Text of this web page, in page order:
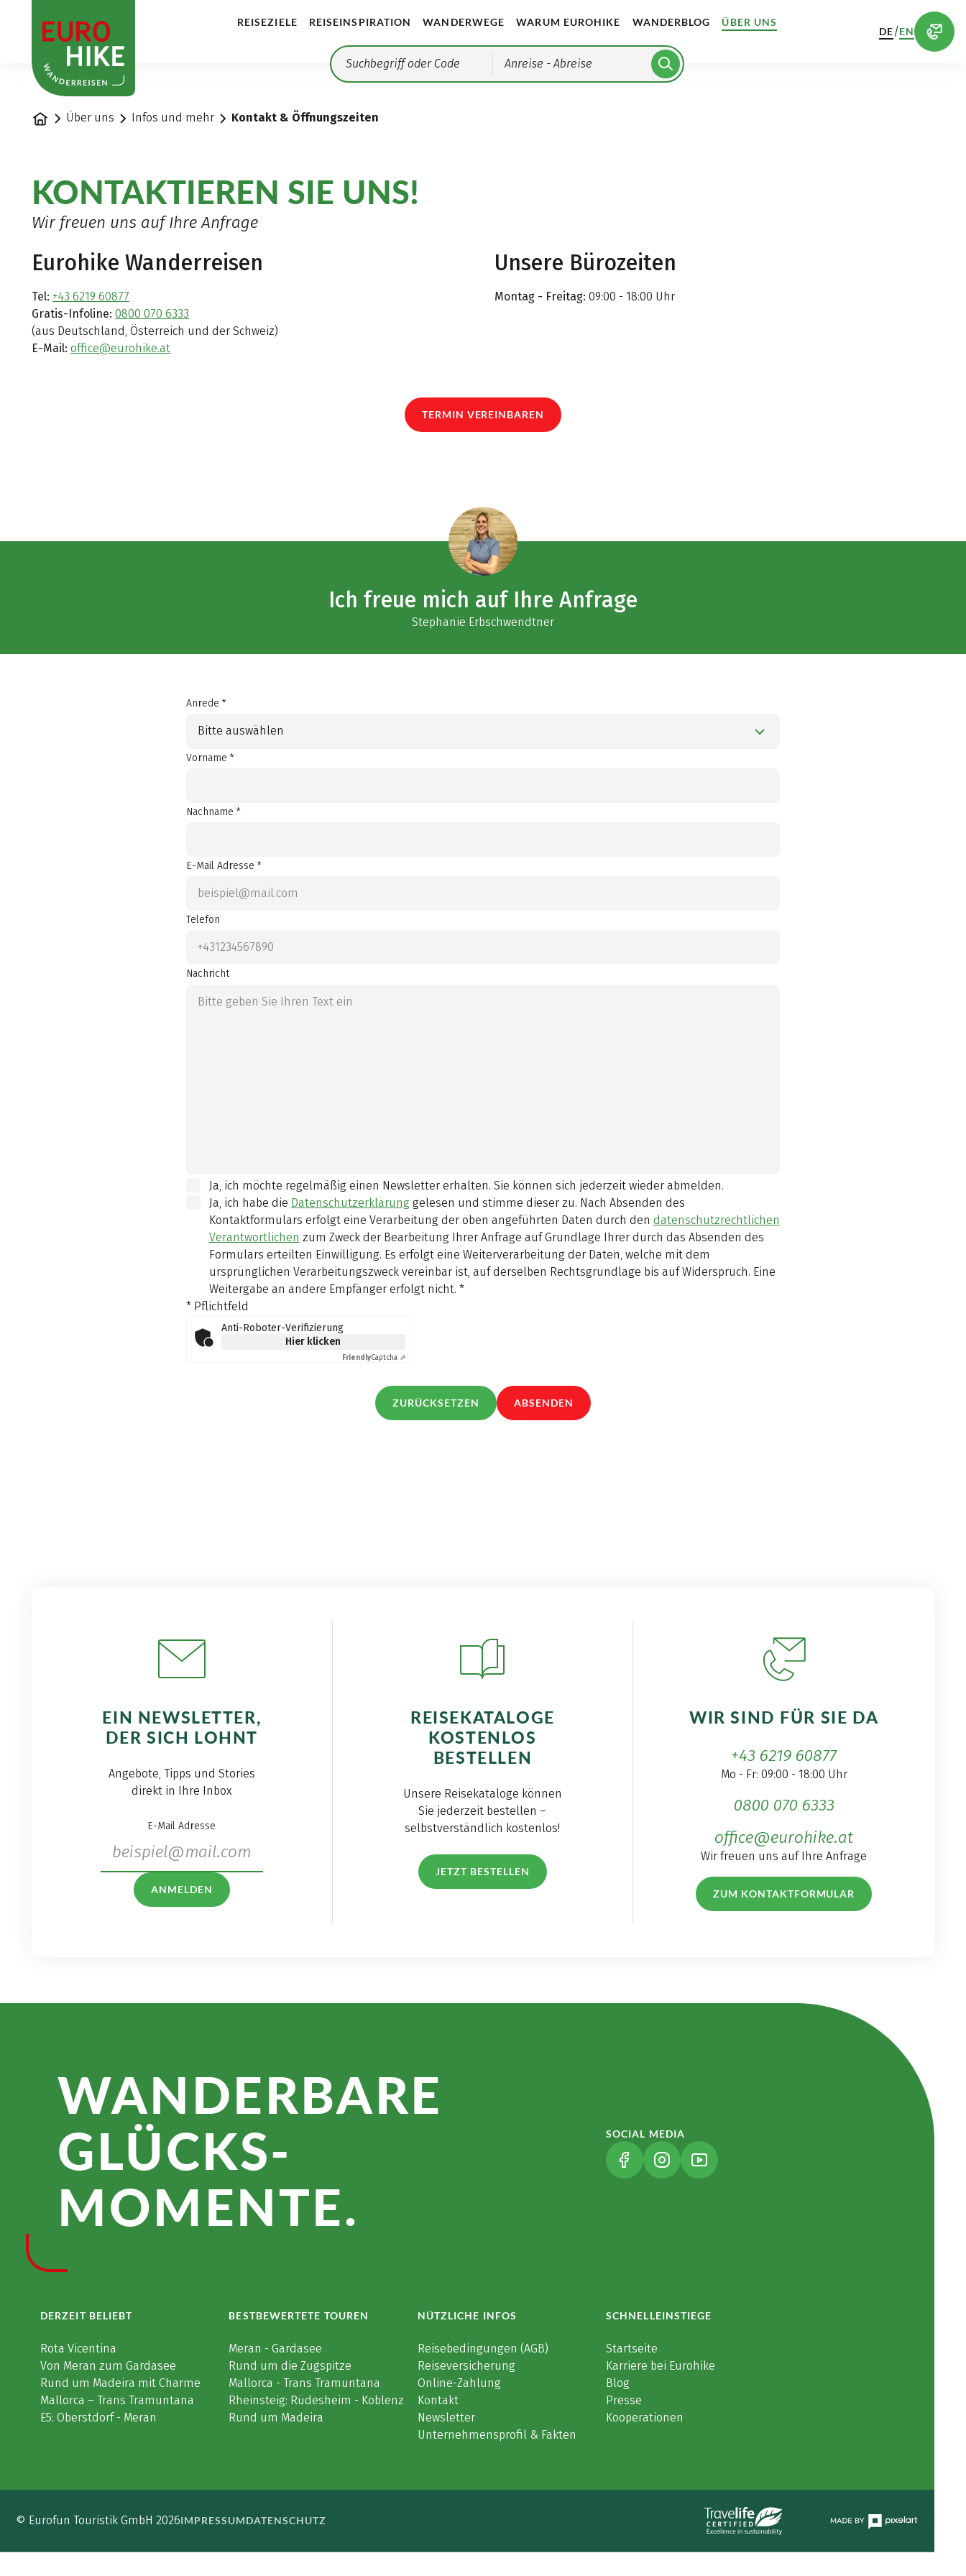
REISEZIELE REISEINSPIRATION WANDERWEGE WARUM EUROHIKE WANDERBLOG ÜBER UNS
Anreise - Abreise
DE/EN
StartseiteÜber uns Infos und mehr Kontakt & Öffnungszeiten
KONTAKTIEREN SIE UNS!
Wir freuen uns auf Ihre Anfrage
Eurohike Wanderreisen
Tel: +43 6219 60877
Gratis-Infoline: 0800 070 6333
(aus Deutschland, Österreich und der Schweiz)
E-Mail: office@eurohike.at
Unsere Bürozeiten
Montag - Freitag: 09:00 - 18:00 Uhr
TERMIN VEREINBAREN
Ich freue mich auf Ihre Anfrage
Stephanie Erbschwendtner
Anrede *
Bitte auswählen
Vorname *
Nachname *
E-Mail Adresse *
Telefon
Nachricht
Ja, ich möchte regelmäßig einen Newsletter erhalten. Sie können sich jederzeit wieder abmelden.
Ja, ich habe die Datenschutzerklärunggelesen und stimme dieser zu. Nach Absenden des
Kontaktformulars erfolgt eine Verarbeitung der oben angeführten Daten durch den datenschutzrechtlichen
Verantwortlichen zum Zweck der Bearbeitung Ihrer Anfrage auf Grundlage Ihrer durch das Absenden des
Formulars erteilten Einwilligung. Es erfolgt eine Weiterverarbeitung der Daten, welche mit dem
ursprünglichen Verarbeitungszweck vereinbar ist, auf derselben Rechtsgrundlage bis auf Widerspruch. Eine
Weitergabe an andere Empfänger erfolgt nicht. *
* Pflichtfeld
Anti-Roboter-Verifizierung
Hier klicken
FriendlyCaptcha ⇗
ZURÜCKSETZEN ABSENDEN
EIN NEWSLETTER,
DER SICH LOHNT
Angebote, Tipps und Stories
direkt in Ihre Inbox
E-Mail Adresse
ANMELDEN
REISEKATALOGE
KOSTENLOS
BESTELLEN
Unsere Reisekataloge können
Sie jederzeit bestellen –
selbstverständlich kostenlos!
JETZT BESTELLEN
WIR SIND FÜR SIE DA
+43 6219 60877
Mo - Fr: 09:00 - 18:00 Uhr
0800 070 6333
office@eurohike.at
Wir freuen uns auf Ihre Anfrage
ZUM KONTAKTFORMULAR
WANDER­BARE
GLÜCKS­
MOMENTE.
SOCIAL MEDIA
(LINK ÖFFNET IN NEUEM TAB)
(LINK ÖFFNET IN NEUEM TAB)
(LINK ÖFFNET IN NEUEM TAB)
DERZEIT BELIEBT
Rota Vicentina
Von Meran zum Gardasee
Rund um Madeira mit Charme
Mallorca – Trans Tramuntana
E5: Oberstdorf - Meran
BESTBEWERTETE TOUREN
Meran - Gardasee
Rund um die Zugspitze
Mallorca - Trans Tramuntana
Rheinsteig: Rüdesheim - Koblenz
Rund um Madeira
NÜTZLICHE INFOS
Reisebedingungen (AGB)
Reiseversicherung
Online-Zahlung
Kontakt
Newsletter
Unternehmensprofil & Fakten
SCHNELLEINSTIEGE
Startseite
Karriere bei Eurohike
Blog
Presse
Kooperationen
© Eurofun Touristik GmbH 2026IMPRESSUMDATENSCHUTZ